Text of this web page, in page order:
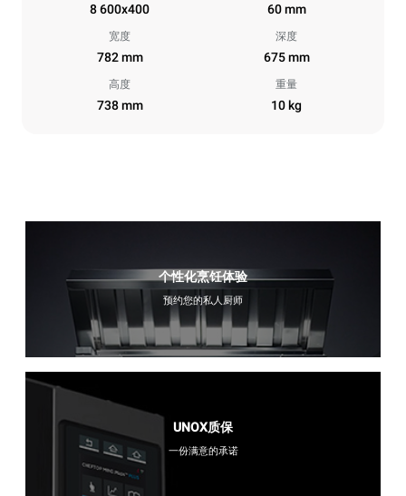
8 600x400 60 mm
宽度
782 mm
深度
675 mm
高度
738 mm
重量
10 kg
个性化烹饪体验
预约您的私人厨师
UNOX质保
一份满意的承诺